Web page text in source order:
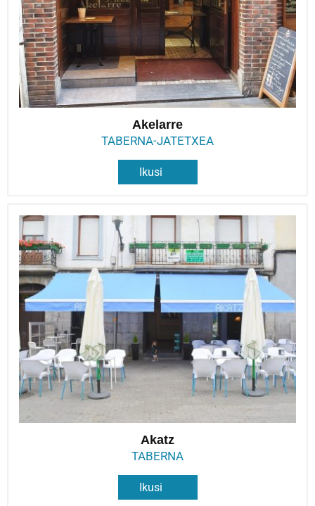
Akelarre
TABERNA-JATETXEA
Ikusi
Akatz
TABERNA
Ikusi